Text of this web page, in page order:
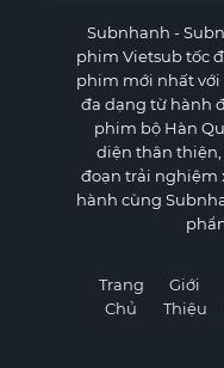
Subnhanh -
phim Vietsub tốc
phim mới nhất với
đa dạng từ hành
phim bộ Hàn
diện thân
đoạn trải nghiệm
hành cùng
Trang
Chủ
Giới
Thiệu